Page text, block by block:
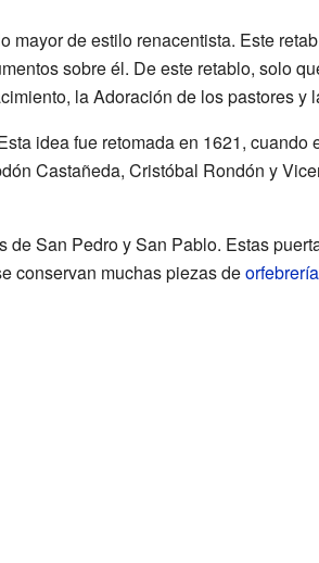
mayor de estilo renacentista. Este
sobre él. De este retablo, solo
la Adoración de los pastores y
idea fue retomada en 1621, cuando
Castañeda, Cristóbal Rondón y
San Pedro y San Pablo. Estas
conservan muchas piezas deorfebrería